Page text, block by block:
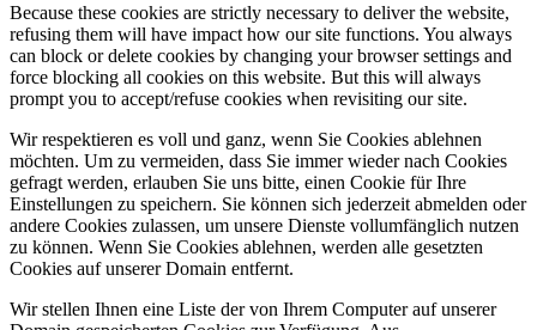
Because these cookies are strictly necessary to deliver the website,
refusing them will have impact how our site functions. You always
can block or delete cookies by changing your browser settings and
force blocking all cookies on this website. But this will always
prompt you to accept/refuse cookies when revisiting our site.
Wir respektieren es voll und ganz, wenn Sie Cookies ablehnen
möchten. Um zu vermeiden, dass Sie immer wieder nach Cookies
gefragt werden, erlauben Sie uns bitte, einen Cookie für Ihre
Einstellungen zu speichern. Sie können sich jederzeit abmelden oder
andere Cookies zulassen, um unsere Dienste vollumfänglich nutzen
zu können. Wenn Sie Cookies ablehnen, werden alle gesetzten
Cookies auf unserer Domain entfernt.
Wir stellen Ihnen eine Liste der von Ihrem Computer auf unserer